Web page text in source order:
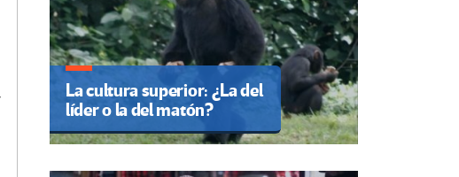
La cultura superior: ¿La del
líder o la del matón?